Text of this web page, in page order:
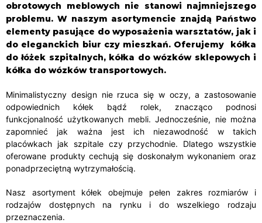
obrotowych meblowych nie stanowi najmniejszego
problemu. W naszym asortymencie znajdą Państwo
elementy pasujące do wyposażenia warsztatów, jak i
do eleganckich biur czy mieszkań. Oferujemy kółka
do łóżek szpitalnych, kółka do wózków sklepowych i
kółka do wózków transportowych.
Minimalistyczny design nie rzuca się w oczy, a zastosowanie
odpowiednich kółek bądź rolek, znacząco podnosi
funkcjonalność użytkowanych mebli. Jednocześnie, nie można
zapomnieć jak ważna jest ich niezawodność w takich
placówkach jak szpitale czy przychodnie. Dlatego wszystkie
oferowane produkty cechują się doskonałym wykonaniem oraz
ponadprzeciętną wytrzymałością.
Nasz asortyment kółek obejmuje pełen zakres rozmiarów i
rodzajów dostępnych na rynku i do wszelkiego rodzaju
przeznaczenia.